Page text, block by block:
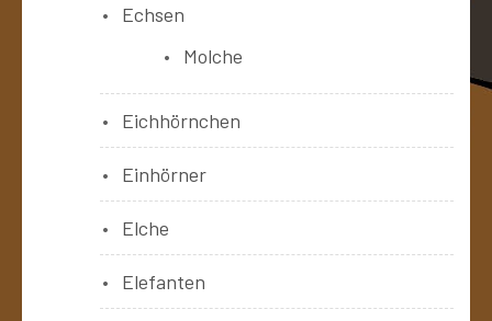
Echsen
Molche
Eichhörnchen
Einhörner
Elche
Elefanten